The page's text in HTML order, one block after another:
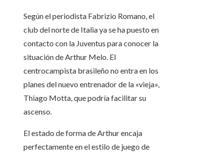
Según el periodista Fabrizio Romano, el
club del norte de Italia ya se ha puesto en
contacto con la Juventus para conocer la
situación de Arthur Melo. El
centrocampista brasileño no entra en los
planes del nuevo entrenador de la «vieja»,
Thiago Motta, que podría facilitar su
ascenso.
El estado de forma de Arthur encaja
perfectamente en el estilo de juego de